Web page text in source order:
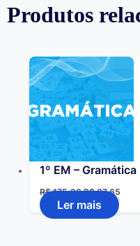
Produtos
1º EM – Gramática
R$175,29 R$87,65
Ler mais